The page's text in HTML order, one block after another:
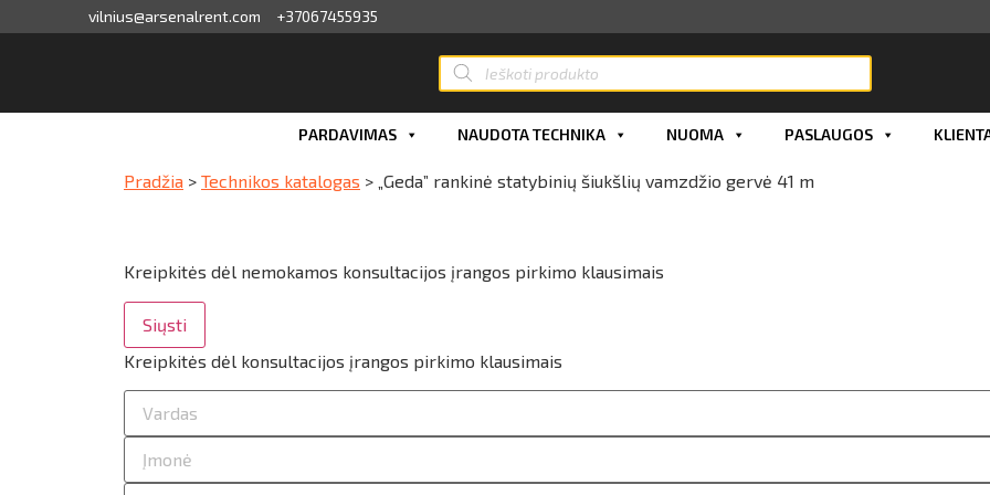
vilnius@arsenalrent.com +37067455935
PARDAVIMAS NAUDOTA TECHNIKA NUOMA PASLAUGOS
Pradžia > Technikos katalogas > „Geda” rankinė statybinių šiukšlių vamzdžio gervė 41 m
Kreipkitės dėl nemokamos konsultacijos įrangos pirkimo klausimais
Siųsti
Kreipkitės dėl konsultacijos įrangos pirkimo klausimais